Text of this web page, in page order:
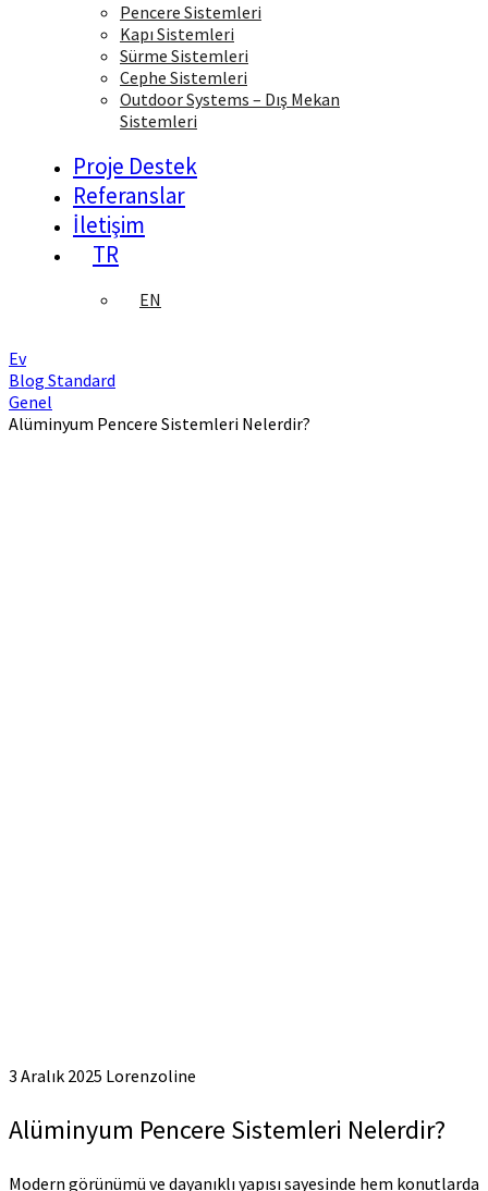
Pencere Sistemleri
Kapı Sistemleri
Sürme Sistemleri
Cephe Sistemleri
Outdoor Systems – Dış Mekan
Sistemleri
Proje Destek
Referanslar
İletişim
TR
EN
Ev
Blog Standard
Genel
Alüminyum Pencere Sistemleri Nelerdir?
3 Aralık 2025 Lorenzoline
Alüminyum Pencere Sistemleri Nelerdir?
Modern görünümü ve dayanıklı yapısı sayesinde hem konutlarda